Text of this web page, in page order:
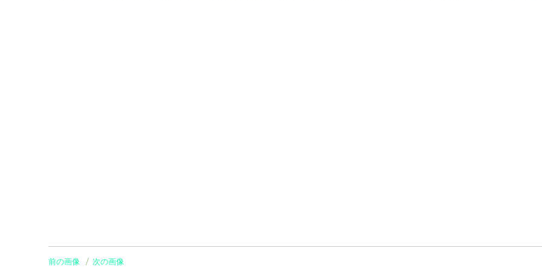
前の画像 次の画像